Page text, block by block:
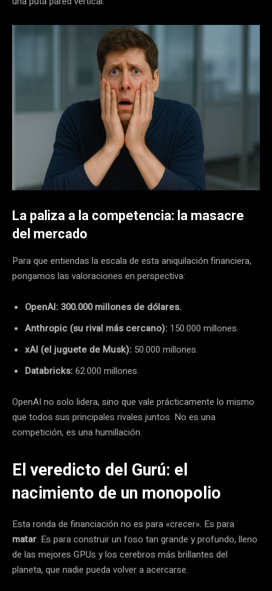
La paliza a la competencia: la masacre
del mercado
Para que entiendas la escala de esta aniquilación financiera,
pongamos las valoraciones en perspectiva:
OpenAI: 300.000 millones de dólares.
Anthropic (su rival más cercano): 150.000 millones.
xAI (el juguete de Musk): 50.000 millones.
Databricks:62.000 millones.
OpenAI no solo lidera, sino que vale prácticamente lo mismo
que todos sus principales rivales juntos. No es una
competición, es una humillación.
El veredicto del Gurú: el
nacimiento de un monopolio
Esta ronda de financiación no es para «crecer». Es para
matar. Es para construir un foso tan grande y profundo, lleno
de las mejores GPUs y los cerebros más brillantes del
planeta, que nadie pueda volver a acercarse.